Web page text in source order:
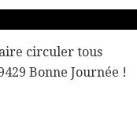
circuler tous
Bonne Journée !